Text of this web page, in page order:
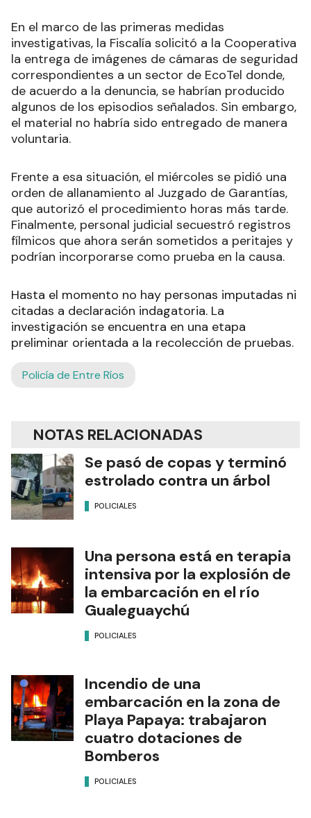
En el marco de las primeras medidas
investigativas, la Fiscalía solicitó a la Cooperativa
la entrega de imágenes de cámaras de seguridad
correspondientes a un sector de EcoTel donde,
de acuerdo a la denuncia, se habrían producido
algunos de los episodios señalados. Sin embargo,
el material no habría sido entregado de manera
voluntaria.
Frente a esa situación, el miércoles se pidió una
orden de allanamiento al Juzgado de Garantías,
que autorizó el procedimiento horas más tarde.
Finalmente, personal judicial secuestró registros
fílmicos que ahora serán sometidos a peritajes y
podrían incorporarse como prueba en la causa.
Hasta el momento no hay personas imputadas ni
citadas a declaración indagatoria. La
investigación se encuentra en una etapa
preliminar orientada a la recolección de pruebas.
Policía de Entre Ríos
NOTAS RELACIONADAS
Se pasó de copas y terminó
estrolado contra un árbol
POLICIALES
Una persona está en terapia
intensiva por la explosión de
la embarcación en el río
Gualeguaychú
POLICIALES
Incendio de una
embarcación en la zona de
Playa Papaya: trabajaron
cuatro dotaciones de
Bomberos
POLICIALES